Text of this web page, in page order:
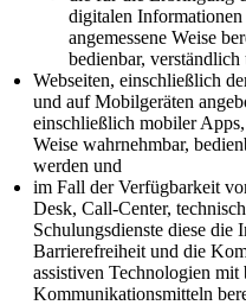
digitalen
angemessene Weise
bedienbar,
Webseiten, einschließlich
und auf Mobilgeräten
einschließlich mobiler
Weise wahrnehmbar,
werden und
im Fall der Verfügbarkeit
Desk, Call-Center,
Schulungsdienste diese die
Barrierefreiheit und die
assistiven Technologien mit
Kommunikationsmitteln